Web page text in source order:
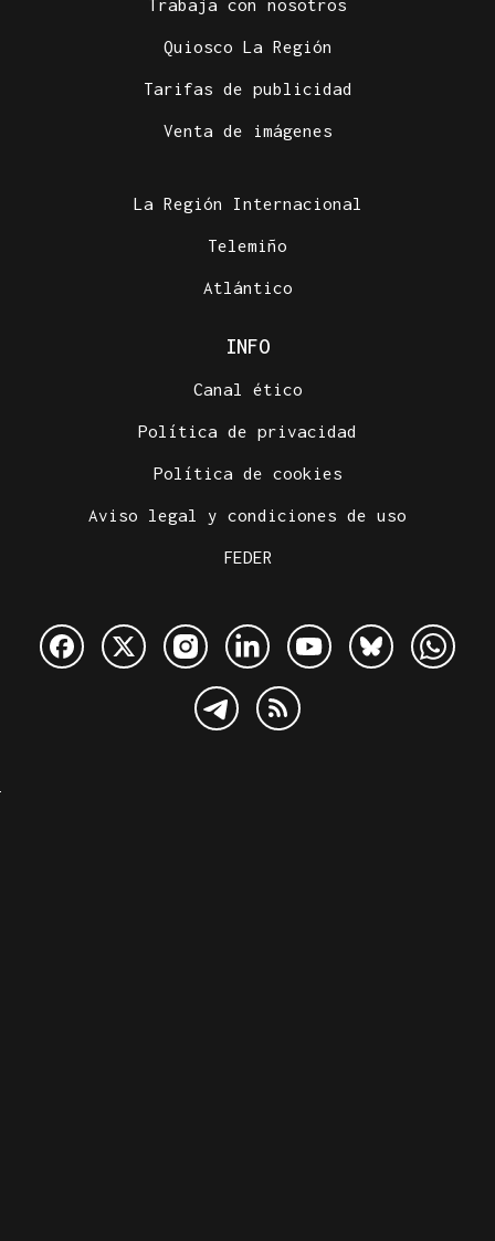
Trabaja con nosotros
Quiosco La Región
Tarifas de publicidad
Venta de imágenes
La Región Internacional
Telemiño
Atlántico
INFO
Canal ético
Política de privacidad
Política de cookies
Aviso legal y condiciones de uso
FEDER